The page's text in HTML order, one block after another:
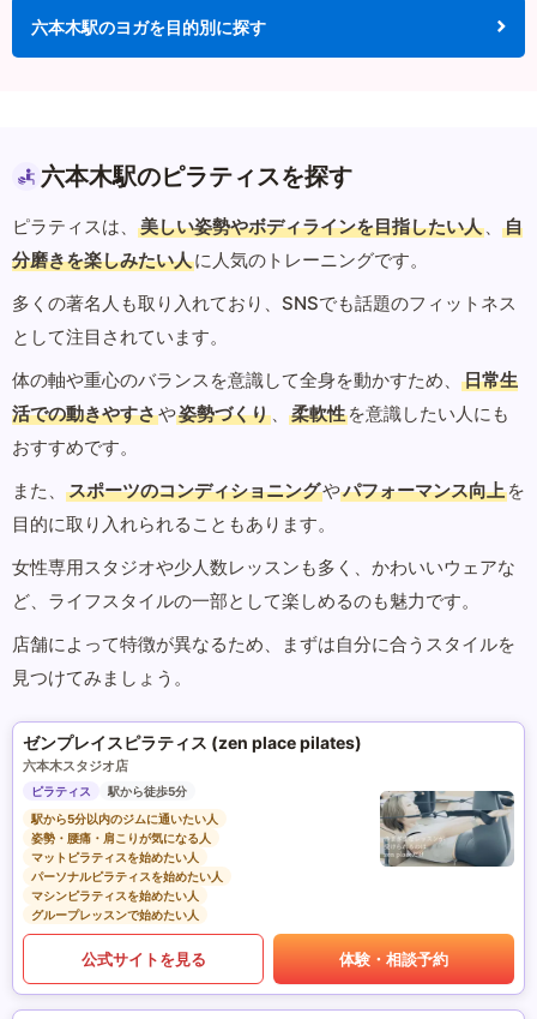
六本木駅のヨガを目的別に探す
六本木駅のピラティスを探す
ピラティスは、 美しい姿勢やボディラインを目指したい人 、
自
分磨きを楽しみたい人に人気のトレーニングです。
多くの著名人も取り入れており、SNSでも話題のフィットネス
として注目されています。
体の軸や重心のバランスを意識して全身を動かすため、
日常生
活での動きやすさや姿勢づくり 、 柔軟性 を意識したい人にも
おすすめです。
また、
スポーツのコンディショニングやパフォーマンス向上 を
目的に取り入れられることもあります。
女性専用スタジオや少人数レッスンも多く、かわいいウェアな
ど、ライフスタイルの一部として楽しめるのも魅力です。
店舗によって特徴が異なるため、まずは自分に合うスタイルを
見つけてみましょう。
ゼンプレイスピラティス (zen place pilates)
六本木スタジオ店
ピラティス
駅から徒歩5分
駅から5分以内のジムに通いたい人
姿勢・腰痛・肩こりが気になる人
マットピラティスを始めたい人
パーソナルピラティスを始めたい人
マシンピラティスを始めたい人
グループレッスンで始めたい人
公式サイトを見る 体験・相談予約